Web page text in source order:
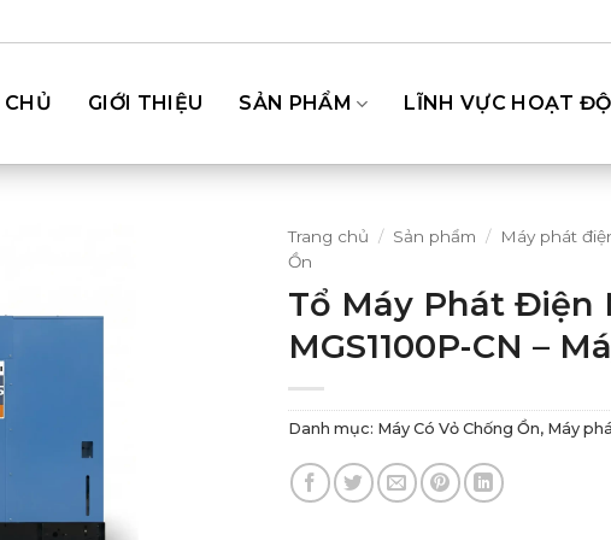
CHỦ GIỚI THIỆU SẢN PHẨM LĨNH VỰC HOẠT
Trang chủ / Sản phẩm / Máy phát
Ồn
Tổ Máy Phát Điện
MGS1100P-CN –
Danh mục: Máy Có Vỏ Chống Ồn, Máy